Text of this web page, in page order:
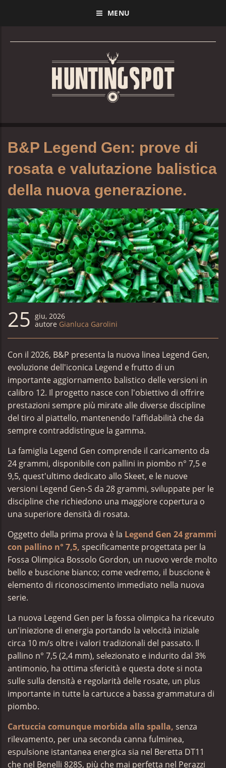
MENU
B&P Legend Gen: prove di
rosata e valutazione balistica
della nuova generazione.
25 giu, 2026
autore Gianluca Garolini
Con il 2026, B&P presenta la nuova linea Legend Gen,
evoluzione dell'iconica Legend e frutto di un
importante aggiornamento balistico delle versioni in
calibro 12. Il progetto nasce con l'obiettivo di offrire
prestazioni sempre più mirate alle diverse discipline
del tiro al piattello, mantenendo l'affidabilità che da
sempre contraddistingue la gamma.
La famiglia Legend Gen comprende il caricamento da
24 grammi, disponibile con pallini in piombo n° 7,5 e
9,5, quest'ultimo dedicato allo Skeet, e le nuove
versioni Legend Gen-S da 28 grammi, sviluppate per le
discipline che richiedono una maggiore copertura o
una superiore densità di rosata.
Oggetto della prima prova è la Legend Gen 24 grammi
con pallino n° 7,5, specificamente progettata per la
Fossa Olimpica Bossolo Gordon, un nuovo verde molto
bello e buscione bianco; come vedremo, il buscione è
elemento di riconoscimento immediato nella nuova
serie.
La nuova Legend Gen per la fossa olimpica ha ricevuto
un'iniezione di energia portando la velocità iniziale
circa 10 m/s oltre i valori tradizionali del passato. Il
pallino n° 7,5 (2,4 mm), selezionato e indurito dal 3%
antimonio, ha ottima sfericità e questa dote si nota
sulle sulla densità e regolarità delle rosate, un plus
importante in tutte la cartucce a bassa grammatura di
piombo.
Cartuccia comunque morbida alla spalla, senza
rilevamento, per una seconda canna fulminea,
espulsione istantanea energica sia nel Beretta DT11
che nel Benelli 828S, più che mai perfetta nel Perazzi